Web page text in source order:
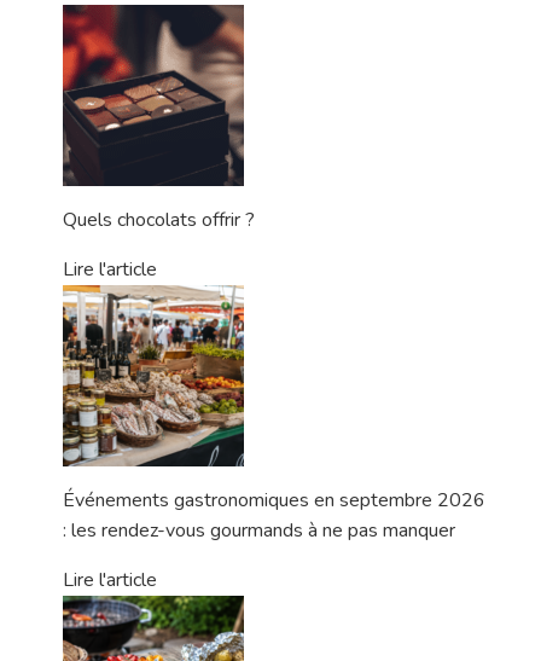
Quels chocolats offrir ?
Lire l'article
Événements gastronomiques en septembre 2026
: les rendez-vous gourmands à ne pas manquer
Lire l'article